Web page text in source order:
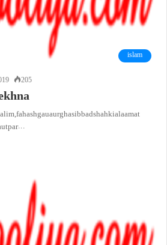
islam
205
fahash gau aur ghasib badshah ki alaamat
par…